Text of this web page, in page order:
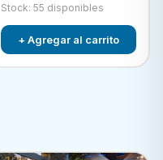
Stock: 55 disponibles
+ Agregar al carrito